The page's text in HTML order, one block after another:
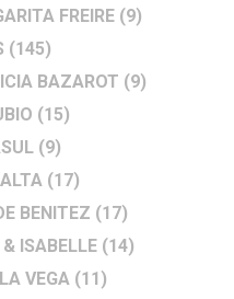
FREIRE (9)
(145)
BAZAROT (9)
(15)
(9)
(17)
BENITEZ (17)
ISABELLE (14)
VEGA (11)